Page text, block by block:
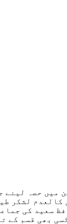
میں حصہ
لشکر
سعید کی
بھی قسم کے